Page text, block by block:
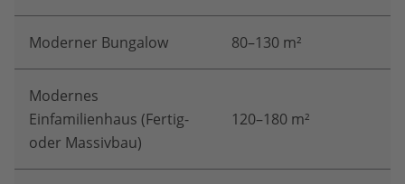
Moderner Bungalow 80–130 m²
Modernes
Einfamilienhaus (Fertig-
oder Massivbau)
120–180 m²